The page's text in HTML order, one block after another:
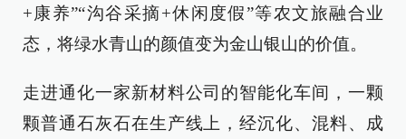
+康养”“沟谷采摘+休闲度假”等农文旅融合业
态，将绿水青山的颜值变为金山银山的价值。
走进通化一家新材料公司的智能化车间，一颗
颗普通石灰石在生产线上，经沉化、混料、成